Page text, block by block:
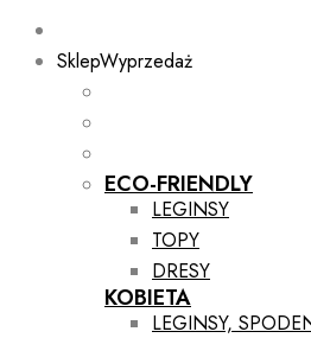
SklepWyprzedaż
ECO-FRIENDLY
LEGINSY
TOPY
DRESY
KOBIETA
LEGINSY,